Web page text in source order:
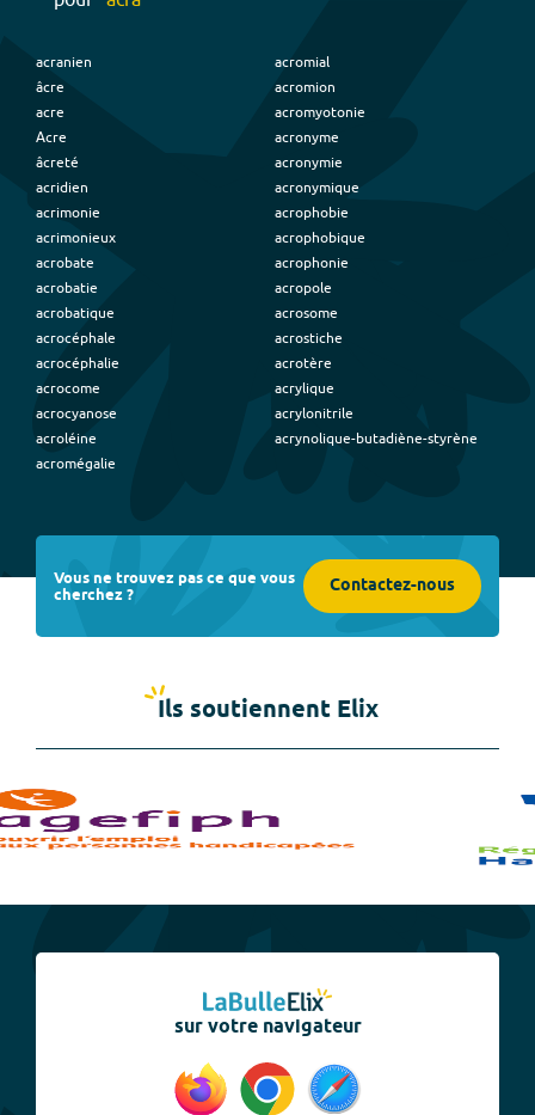
acranien
âcre
acre
Acre
âcreté
acridien
acrimonie
acrimonieux
acrobate
acrobatie
acrobatique
acrocéphale
acrocéphalie
acrocome
acrocyanose
acroléine
acromégalie
acromial
acromion
acromyotonie
acronyme
acronymie
acronymique
acrophobie
acrophobique
acrophonie
acropole
acrosome
acrostiche
acrotère
acrylique
acrylonitrile
acrynolique-butadiène-styrène
Vous ne trouvez pas ce que vous
cherchez ? Contactez-nous
Ils soutiennent Elix
sur votre navigateur